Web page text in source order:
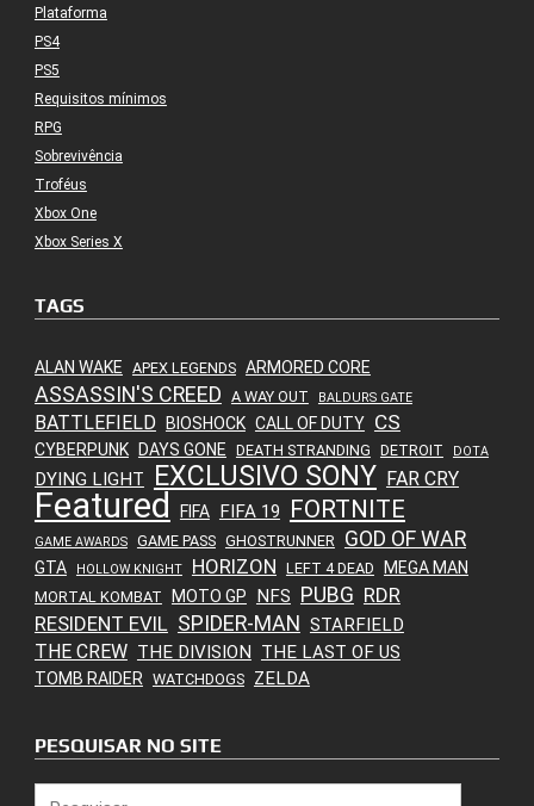
Plataforma
PS4
PS5
Requisitos mínimos
RPG
Sobrevivência
Troféus
Xbox One
Xbox Series X
TAGS
ALAN WAKE APEX LEGENDS ARMORED CORE
ASSASSIN'S CREED A WAY OUT BALDURS GATE
BATTLEFIELD BIOSHOCK CALL OF DUTY CS
CYBERPUNK DAYS GONE DEATH STRANDING DETROIT DOTA
DYING LIGHT EXCLUSIVO SONY FAR CRY
Featured FIFA FIFA 19 FORTNITE
GAME AWARDS GAME PASS GHOSTRUNNER GOD OF WAR
GTA HOLLOW KNIGHT HORIZON LEFT 4 DEAD MEGA MAN
MORTAL KOMBAT MOTO GP NFS PUBG RDR
RESIDENT EVIL SPIDER-MAN STARFIELD
THE CREW THE DIVISION THE LAST OF US
TOMB RAIDER WATCHDOGS ZELDA
PESQUISAR NO SITE